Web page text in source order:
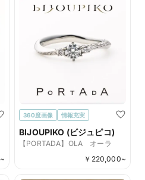
~
360度画像 情報充実
BIJOUPIKO (ビジュピコ)
【PORTADA】OLA オーラ
￥ 220,000~